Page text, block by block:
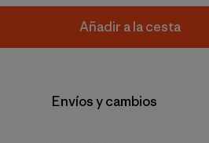
Añadir a la cesta
Envíos y cambios